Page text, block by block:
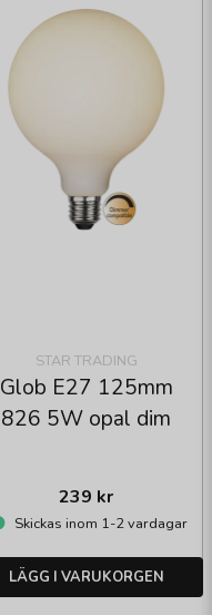
STAR TRADING
Glob E27 125mm
826 5W opal dim
239 kr
Skickas inom 1-2 vardagar
LÄGG I VARUKORGEN